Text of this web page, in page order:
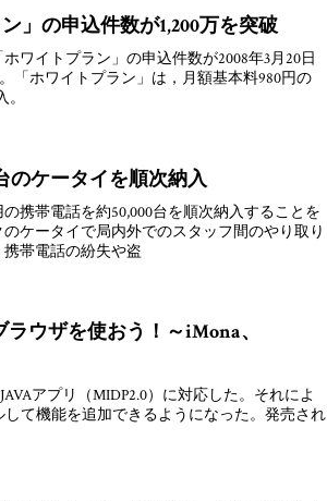
」の申込件数が1,200万を突破
ワイトプラン」の申込件数が2008年3月20日
「ホワイトプラン」は，月額基本料980円の
のケータイを順次納入
携帯電話を約50,000台を順次納入することを
ケータイで局内外でのスタッフ間のやり取り
帯電話の紛失や盗
ウザを使おう！～iMona、
アプリ（MIDP2.0）に対応した。それによ
て機能を追加できるようになった。発売され